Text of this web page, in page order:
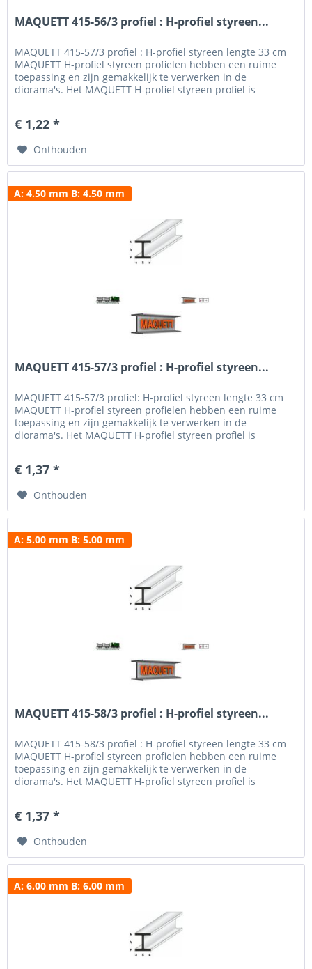
MAQUETT 415-56/3 profiel : H-profiel styreen...
MAQUETT 415-57/3 profiel : H-profiel styreen lengte 33 cm
MAQUETT H-profiel styreen profielen hebben een ruime
toepassing en zijn gemakkelijk te verwerken in de
diorama's. Het MAQUETT H-profiel styreen profiel is
en weatheren hebben wij een uitgebreid programma verf...
€ 1,22 *
Onthouden
A: 4.50 mm B: 4.50 mm
MAQUETT 415-57/3 profiel : H-profiel styreen...
MAQUETT 415-57/3 profiel: H-profiel styreen lengte 33 cm
MAQUETT H-profiel styreen profielen hebben een ruime
toepassing en zijn gemakkelijk te verwerken in de
diorama's. Het MAQUETT H-profiel styreen profiel is
en weatheren hebben wij een uitgebreid programma verf...
€ 1,37 *
Onthouden
A: 5.00 mm B: 5.00 mm
MAQUETT 415-58/3 profiel : H-profiel styreen...
MAQUETT 415-58/3 profiel : H-profiel styreen lengte 33 cm
MAQUETT H-profiel styreen profielen hebben een ruime
toepassing en zijn gemakkelijk te verwerken in de
diorama's. Het MAQUETT H-profiel styreen profiel is
en weatheren hebben wij een uitgebreid programma verf...
€ 1,37 *
Onthouden
A: 6.00 mm B: 6.00 mm